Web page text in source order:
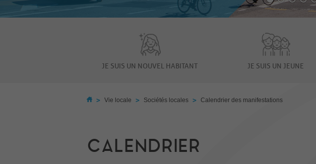
JE SUIS UN NOUVEL HABITANT JE SUIS UN JEUNE
> Vie locale > Sociétés locales > Calendrier des manifestations
CALENDRIER